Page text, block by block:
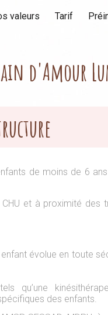
Skip to
valeurs Tarif
d'Amour
de moins de 6
et à proximité des
évolue en toute
qu’une
des enfants.